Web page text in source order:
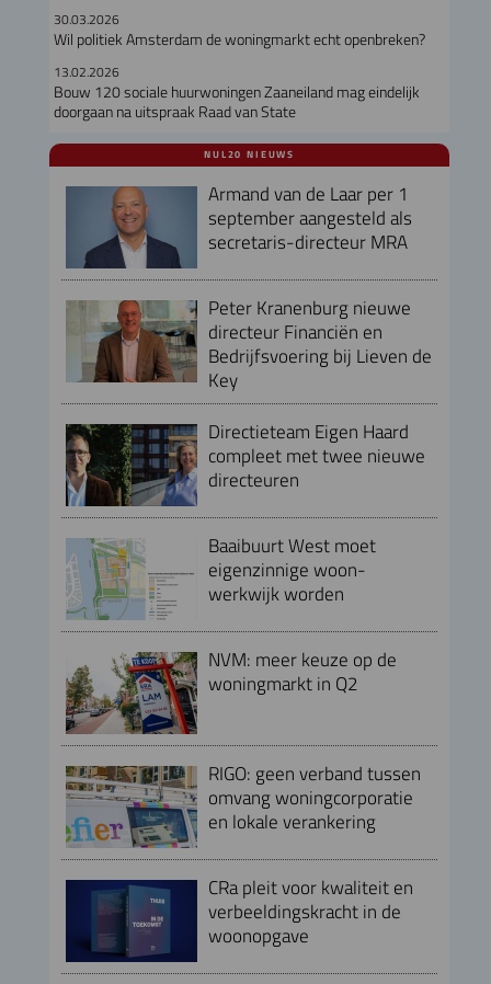
30.03.2026
Wil politiek Amsterdam de woningmarkt echt openbreken?
13.02.2026
Bouw 120 sociale huurwoningen Zaaneiland mag eindelijk
doorgaan na uitspraak Raad van State
NUL20 NIEUWS
Armand van de Laar per 1
september aangesteld als
secretaris-directeur MRA
Peter Kranenburg nieuwe
directeur Financiën en
Bedrijfsvoering bij Lieven de
Key
Directieteam Eigen Haard
compleet met twee nieuwe
directeuren
Baaibuurt West moet
eigenzinnige woon-
werkwijk worden
NVM: meer keuze op de
woningmarkt in Q2
RIGO: geen verband tussen
omvang woningcorporatie
en lokale verankering
CRa pleit voor kwaliteit en
verbeeldingskracht in de
woonopgave